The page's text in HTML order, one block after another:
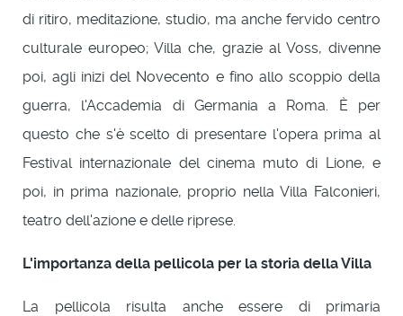
di ritiro, meditazione, studio, ma anche fervido centro
culturale europeo; Villa che, grazie al Voss, divenne
poi, agli inizi del Novecento e fino allo scoppio della
guerra, l'Accademia di Germania a Roma. È per
questo che s'è scelto di presentare l'opera prima al
Festival internazionale del cinema muto di Lione, e
poi, in prima nazionale, proprio nella Villa Falconieri,
teatro dell'azione e delle riprese.
L'importanza della pellicola per la storia della Villa
La pellicola risulta anche essere di primaria